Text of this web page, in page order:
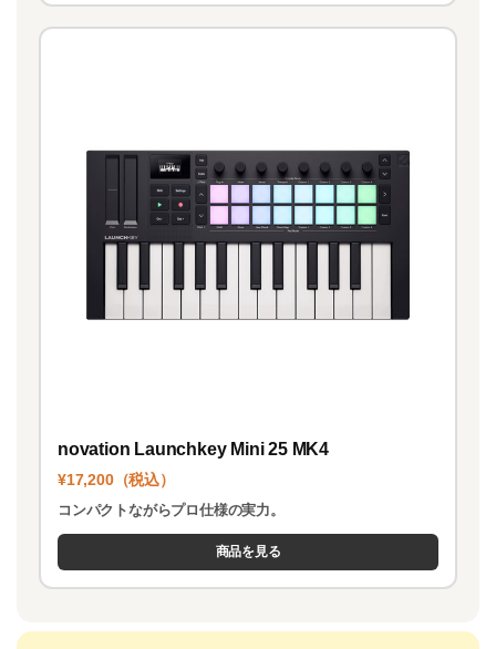
novation Launchkey Mini 25 MK4
¥17,200（税込）
コンパクトながらプロ仕様の実力。
商品を見る